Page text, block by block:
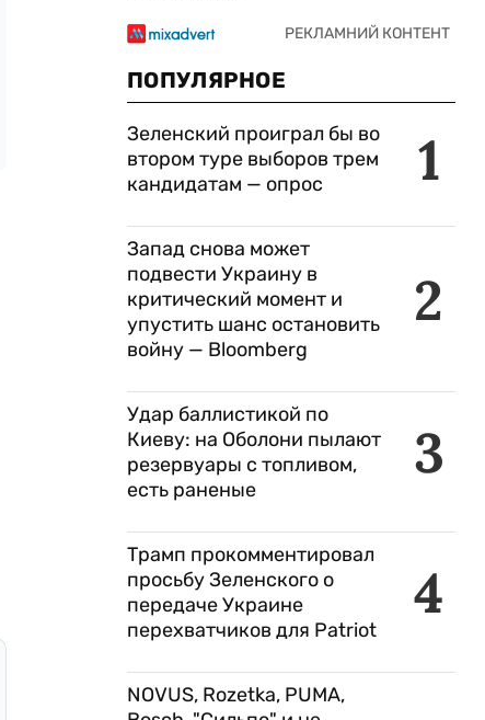
ПОПУЛЯРНОЕ
1
Зеленский проиграл бы во
втором туре выборов трем
кандидатам — опрос
2
Запад снова может
подвести Украину в
критический момент и
упустить шанс остановить
войну — Bloomberg
3
Удар баллистикой по
Киеву: на Оболони пылают
резервуары с топливом,
есть раненые
4
Трамп прокомментировал
просьбу Зеленского о
передаче Украине
перехватчиков для Patriot
NOVUS, Rozetka, PUMA,